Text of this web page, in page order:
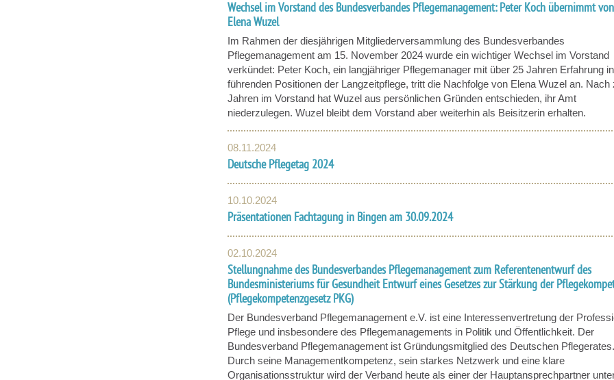
Wechsel im Vorstand des Bundesverbandes Pflegemanagement: Peter Koch übernimmt von
Elena Wuzel
Im Rahmen der diesjährigen Mitgliederversammlung des Bundesverbandes
Pflegemanagement am 15. November 2024 wurde ein wichtiger Wechsel im Vorstand
verkündet: Peter Koch, ein langjähriger Pflegemanager mit über 25 Jahren Erfahrung in
führenden Positionen der Langzeitpflege, tritt die Nachfolge von Elena Wuzel an. Nach
Jahren im Vorstand hat Wuzel aus persönlichen Gründen entschieden, ihr Amt
niederzulegen. Wuzel bleibt dem Vorstand aber weiterhin als Beisitzerin erhalten.
08.11.2024
Deutsche Pflegetag 2024
10.10.2024
Präsentationen Fachtagung in Bingen am 30.09.2024
02.10.2024
Stellungnahme des Bundesverbandes Pflegemanagement zum Referentenentwurf des
Bundesministeriums für Gesundheit Entwurf eines Gesetzes zur Stärkung der
(Pflegekompetenzgesetz PKG)
Der Bundesverband Pflegemanagement e.V. ist eine Interessenvertretung der
Pflege und insbesondere des Pflegemanagements in Politik und Öffentlichkeit. Der
Bundesverband Pflegemanagement ist Gründungsmitglied des Deutschen Pflegerates.
Durch seine Managementkompetenz, sein starkes Netzwerk und eine klare
Organisationsstruktur wird der Verband heute als einer der Hauptansprechpartner